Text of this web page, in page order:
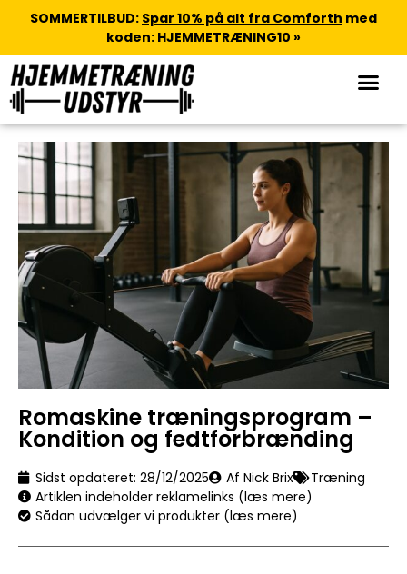
SOMMERTILBUD: Spar 10% på alt fra Comforth med
koden: HJEMMETRÆNING10 »
Romaskine træningsprogram –
Kondition og fedtforbrænding
Sidst opdateret: 28/12/2025 Af Nick Brix
Træning
Artiklen indeholder reklamelinks (læs mere)
Sådan udvælger vi produkter (læs mere)